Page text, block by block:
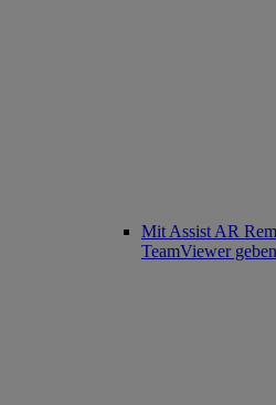
Mit Assist AR
TeamViewer geben